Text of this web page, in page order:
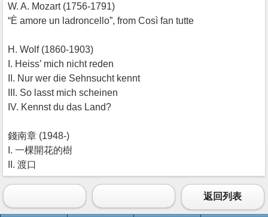
W. A. Mozart (1756-1791)
“È amore un ladroncello”, from Così fan tutte
H. Wolf (1860-1903)
I. Heiss’ mich nicht reden
II. Nur wer die Sehnsucht kennt
III. So lasst mich scheinen
IV. Kennst du das Land?
錢南章 (1948-)
I. 一棵開花的樹
II. 渡口
返回列表